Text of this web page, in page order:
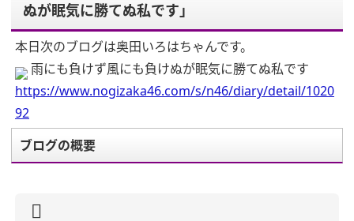
ぬが眠気に勝てぬ私です」
本日次のブログは奥田いろはちゃんです。
雨にも負けず風にも負けぬが眠気に勝てぬ私です
https://www.nogizaka46.com/s/n46/diary/detail/1020
92
ブログの概要